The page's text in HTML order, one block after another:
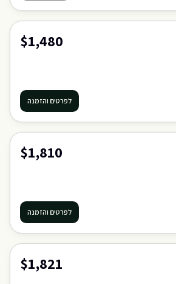
$1,480
לפרטים והזמנה
$1,810
לפרטים והזמנה
$1,821